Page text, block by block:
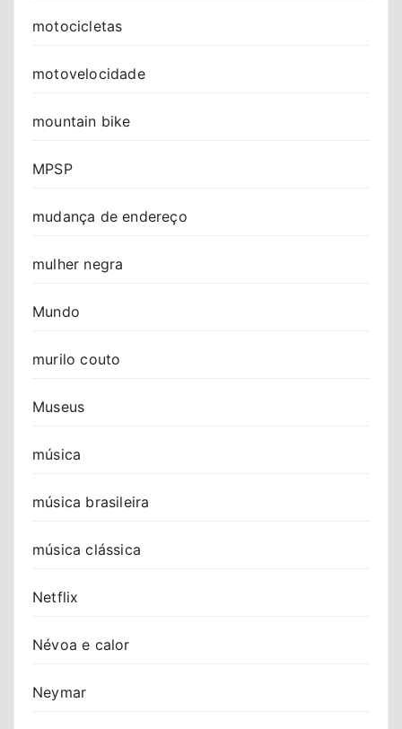
motocicletas
motovelocidade
mountain bike
MPSP
mudança de endereço
mulher negra
Mundo
murilo couto
Museus
música
música brasileira
música clássica
Netflix
Névoa e calor
Neymar